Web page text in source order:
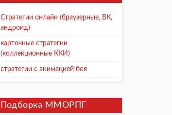
Стратегии онлайн (браузерные, ВК,
андроид)
карточные стратегии
(коллекционные ККИ)
стратегии с анимацией боя
Подборка ММОРПГ